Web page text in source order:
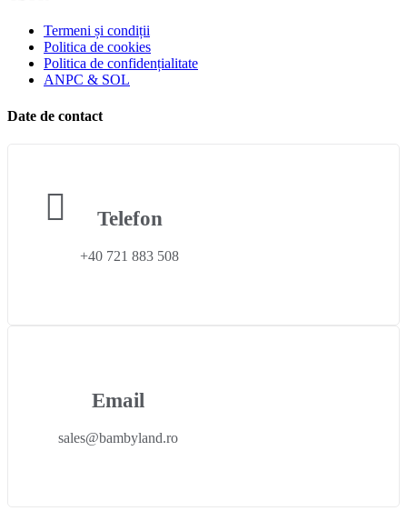
Termeni și condiții
Politica de cookies
Politica de confidențialitate
ANPC & SOL
Date de contact
Telefon
+40 721 883 508
Email
sales@bambyland.ro​